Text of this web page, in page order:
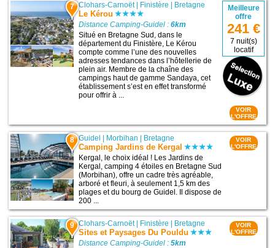
7 Clohars-Carnoët| Finistère Bretagne
Le Kérou
Distance Camping-Guidel :6km
Situé en Bretagne Sud, dans le
département du Finistère, Le Kérou
compte comme l’une des nouvelles
adresses tendances dans l’hôtellerie de
plein air. Membre de la chaîne des
campings haut de gamme Sandaya, cet
établissement s’est en effet transformé
pour offrir à ...
Meilleure
offre
241 €
7 nuit(s)
locatif
VOIR
L'OFFRE
8 Guidel Morbihan Bretagne
Camping Jardins de Kergal
Kergal, le choix idéal ! Les Jardins de
Kergal, camping 4 étoiles en Bretagne Sud
(Morbihan), offre un cadre très agréable,
arboré et fleuri, à seulement 1,5 km des
plages et du bourg de Guidel. Il dispose de
200 ...
VOIR
L'OFFRE
9 Clohars-Carnoët| Finistère | Bretagne
Sites et Paysages Du Pouldu
Distance Camping-Guidel :5km
VOIR
L'OFFRE